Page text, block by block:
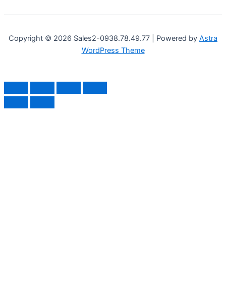
Copyright © 2026 Sales2-0938.78.49.77 | Powered by Astra
WordPress Theme